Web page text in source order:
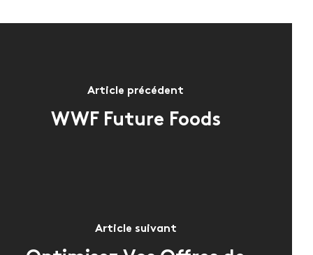
Article précédent
WWF Future Foods
Article suivant